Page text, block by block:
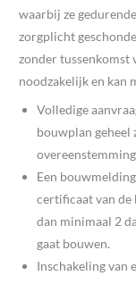
waarbij ze
zorgplicht
zonder tussenkomst
noodzakelijk en kan
Volledige
bouwplan geheel
Een
certificaat van
dan minimaal 2
gaat bouwen.
Inschakeling van